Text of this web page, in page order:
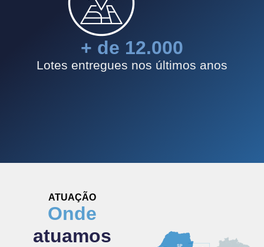
+ de 12.000
Lotes entregues nos últimos anos
ATUAÇÃO
Onde
atuamos